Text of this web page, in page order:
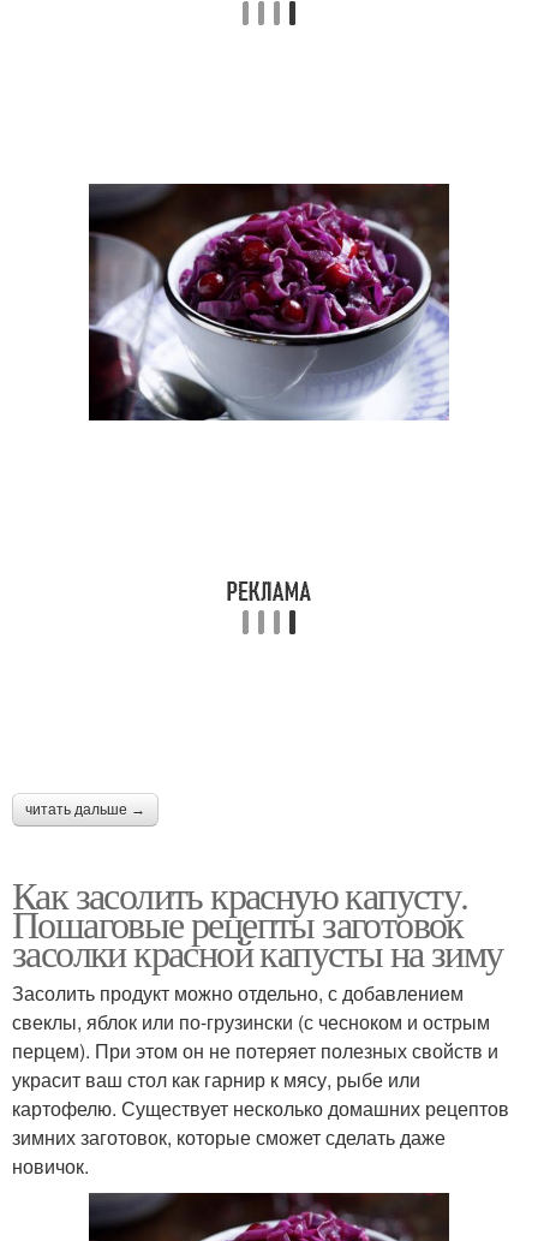
читать дальше →
Как засолить красную капусту.
Пошаговые рецепты заготовок
засолки красной капусты на зиму
Засолить продукт можно отдельно, с добавлением
свеклы, яблок или по-грузински (с чесноком и острым
перцем). При этом он не потеряет полезных свойств и
украсит ваш стол как гарнир к мясу, рыбе или
картофелю. Существует несколько домашних рецептов
зимних заготовок, которые сможет сделать даже
новичок.